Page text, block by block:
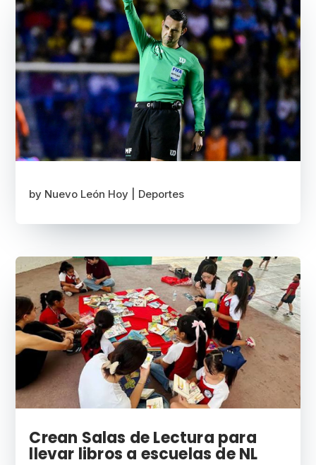
by Nuevo León Hoy Deportes
Crean Salas de Lectura para
llevar libros a escuelas de NL